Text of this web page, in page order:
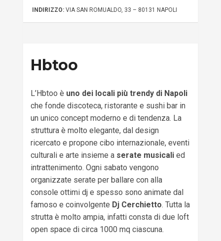
INDIRIZZO:VIA SAN ROMUALDO, 33 – 80131 NAPOLI
Hbtoo
L’Hbtoo è uno dei locali più trendy di Napoli
che fonde discoteca, ristorante e sushi bar in
un unico concept moderno e di tendenza. La
struttura è molto elegante, dal design
ricercato e propone cibo internazionale, eventi
culturali e arte insieme a serate musicalied
intrattenimento. Ogni sabato vengono
organizzate serate per ballare con alla
console ottimi dj e spesso sono animate dal
famoso e coinvolgente Dj Cerchietto. Tutta la
strutta è molto ampia, infatti consta di due loft
open space di circa 1000 mq ciascuna.